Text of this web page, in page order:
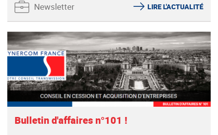
Newsletter LIRE L'ACTUALITÉ
Bulletin d'affaires n°101 !